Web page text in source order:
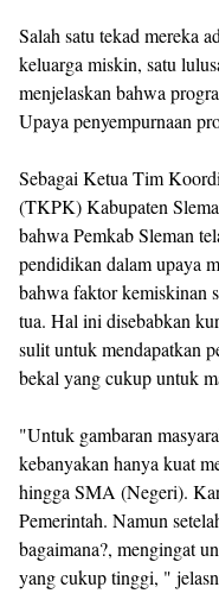
Salah satu tekad mereka
keluarga miskin, satu
menjelaskan bahwa
Upaya penyempurnaan
Sebagai Ketua Tim
(TKPK) Kabupaten
bahwa Pemkab Sleman
pendidikan dalam upaya
bahwa faktor kemiskinan
tua. Hal ini disebabkan
sulit untuk mendapatkan
bekal yang cukup untuk
"Untuk gambaran
kebanyakan hanya kuat
hingga SMA (Negeri).
Pemerintah. Namun
bagaimana?, mengingat
yang cukup tinggi, "